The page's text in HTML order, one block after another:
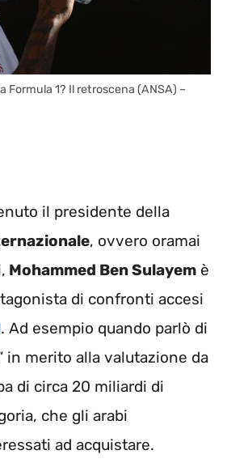
Formula 1? Il retroscena (ANSA) –
il presidente della
, ovvero oramai
Mohammed Ben Sulayem è
di confronti accesi
. Ad esempio quando parlò di
in merito alla valutazione da
di circa 20 miliardi di
che gli arabi
ad acquistare.